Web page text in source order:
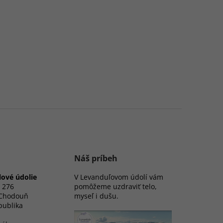
údolie
Náš príbeh
V Levanduľovom údolí vám
pomôžeme uzdraviť telo,
myseľ i dušu.